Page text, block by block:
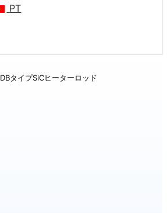
PT
DBタイプSiCヒーターロッド